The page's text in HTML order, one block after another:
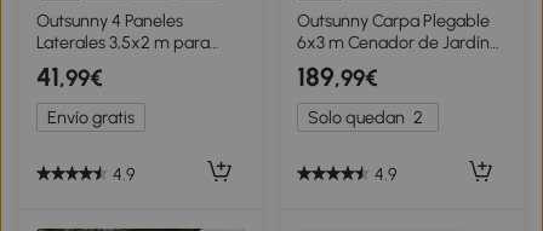
2+
Outsunny 4 Paneles
Laterales 3,5x2 m para
Carpa de Jardín Tela
Mosquitera para Cenador
Gazebo con Cremalleras y
Anillas Negro
41,99€
Envío gratis
4.9
Outsunny Carpa Plegable
6x3 m Cenador de Jardín
con 6 Mosquiteras Bolsa de
Transporte y Marco de
Acero para Camping
Fiestas Beige
189,99€
Solo quedan 2
4.9